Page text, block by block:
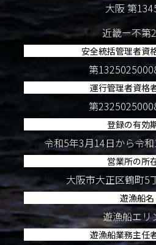
大阪 第
近畿ー不第
安全統括管理者資
第
運行管理者資格
第
登録の有効
令和5年3月14日から令
営業所の所
大阪市大正区鶴町5
遊漁船名
遊漁船エリ
遊漁船業務主任